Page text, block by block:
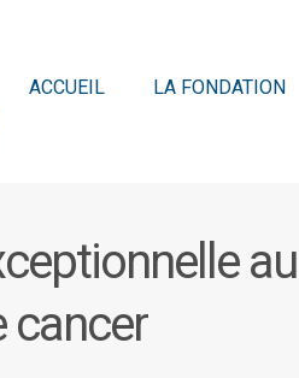
ACCUEIL LA FONDATION
cancer